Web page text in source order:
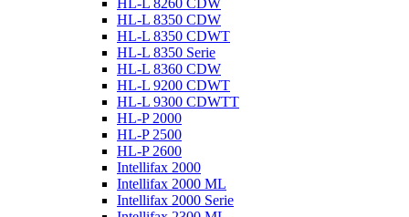
HL-L 8350 CDW
HL-L 8350 CDWT
HL-L 8350 Serie
HL-L 8360 CDW
HL-L 9200 CDWT
HL-L 9300 CDWTT
HL-P 2000
HL-P 2500
HL-P 2600
Intellifax 2000
Intellifax 2000 ML
Intellifax 2000 Serie